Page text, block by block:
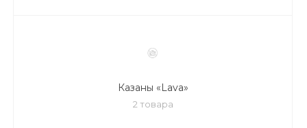
Казаны «Lava»
2 товара